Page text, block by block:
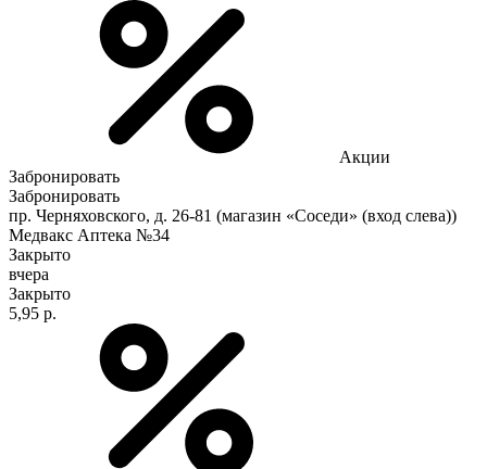
Акции
Забронировать
Забронировать
пр. Черняховского, д. 26-81 (магазин «Соседи» (вход слева))
Медвакс Аптека №34
Закрыто
вчера
Закрыто
5,95 р.